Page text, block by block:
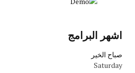
اشهر البرامج
صباح الخير
Saturday